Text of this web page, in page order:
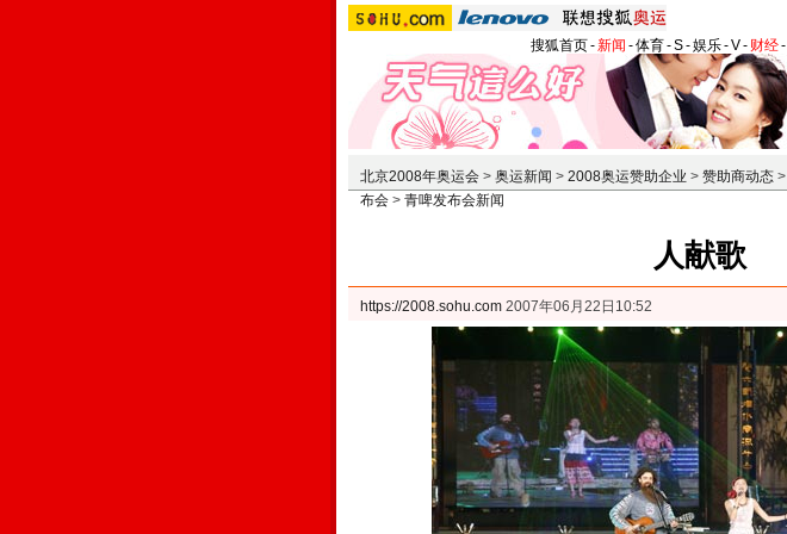
搜狐首页-新闻 -体育-S-娱乐-V- 财经-
北京2008年奥运会 > 奥运新闻 > 2008奥运赞助企业 > 赞助商动态 >
布会 > 青啤发布会新闻
人献歌
https://2008.sohu.com 2007年06月22日10:52